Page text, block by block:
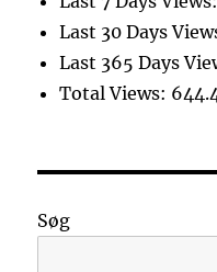
Last 30 Days
Last 365 Days
Total Views:
Søg